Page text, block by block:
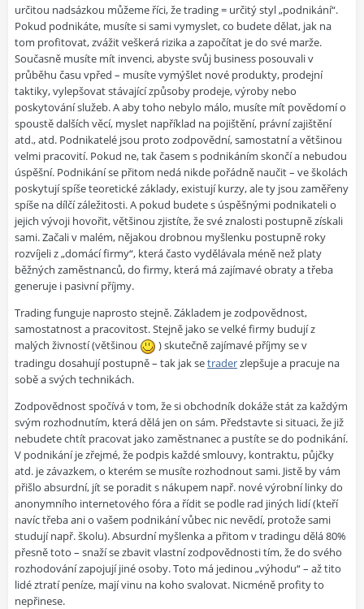
určitou nadsázkou můžeme říci, že trading = určitý styl „podnikání“.
Pokud podnikáte, musíte si sami vymyslet, co budete dělat, jak na
tom profitovat, zvážit veškerá rizika a započítat je do své marže.
Současně musíte mít invenci, abyste svůj business posouvali v
průběhu času vpřed – musíte vymýšlet nové produkty, prodejní
taktiky, vylepšovat stávající způsoby prodeje, výroby nebo
poskytování služeb. A aby toho nebylo málo, musíte mít povědomí o
spoustě dalších věcí, myslet například na pojištění, právní zajištění
atd., atd. Podnikatelé jsou proto zodpovědní, samostatní a většinou
velmi pracovití. Pokud ne, tak časem s podnikáním skončí a nebudou
úspěšní. Podnikání se přitom nedá nikde pořádně naučit – ve školách
poskytují spíše teoretické základy, existují kurzy, ale ty jsou zaměřeny
spíše na dílčí záležitosti. A pokud budete s úspěšnými podnikateli o
jejich vývoji hovořit, většinou zjistíte, že své znalosti postupně získali
sami. Začali v malém, nějakou drobnou myšlenku postupně roky
rozvíjeli z „domácí firmy“, která často vydělávala méně než platy
běžných zaměstnanců, do firmy, která má zajímavé obraty a třeba
generuje i pasivní příjmy.
Trading funguje naprosto stejně. Základem je zodpovědnost,
samostatnost a pracovitost. Stejně jako se velké firmy budují z
malých živností (většinou
) skutečně zajímavé příjmy se v
tradingu dosahují postupně – tak jak setraderzlepšuje a pracuje na
sobě a svých technikách.
Zodpovědnost spočívá v tom, že si obchodník dokáže stát za každým
svým rozhodnutím, která dělá jen on sám. Představte si situaci, že již
nebudete chtít pracovat jako zaměstnanec a pustíte se do podnikání.
V podnikání je zřejmé, že podpis každé smlouvy, kontraktu, půjčky
atd. je závazkem, o kterém se musíte rozhodnout sami. Jistě by vám
přišlo absurdní, jít se poradit s nákupem např. nové výrobní linky do
anonymního internetového fóra a řídit se podle rad jiných lidí (kteří
navíc třeba ani o vašem podnikání vůbec nic nevědí, protože sami
studují např. školu). Absurdní myšlenka a přitom v tradingu dělá 80%
přesně toto – snaží se zbavit vlastní zodpovědnosti tím, že do svého
rozhodování zapojují jiné osoby. Toto má jedinou „výhodu“ – až tito
lidé ztratí peníze, mají vinu na koho svalovat. Nicméně profity to
nepřinese.